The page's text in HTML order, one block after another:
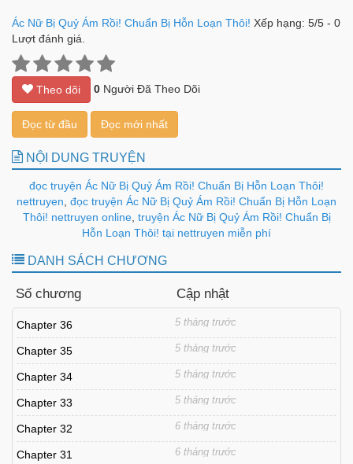
Ác Nữ Bị Quỷ Ám Rồi! Chuẩn Bị Hỗn Loạn Thôi! Xếp hạng: 5/5 - 0
Lượt đánh giá.
Theo dõi 0 Người Đã Theo Dõi
Đọc từ đầu Đọc mới nhất
NỘI DUNG TRUYỆN
đọc truyện Ác Nữ Bị Quỷ Ám Rồi! Chuẩn Bị Hỗn Loạn Thôi!
nettruyen đọc truyện Ác Nữ Bị Quỷ Ám Rồi! Chuẩn Bị Hỗn Loạn
Thôi! nettruyen online, truyện Ác Nữ Bị Quỷ Ám Rồi! Chuẩn Bị
Hỗn Loạn Thôi! tại nettruyen miễn phí
DANH SÁCH CHƯƠNG
Số chương Cập nhật
Chapter 36 5 tháng trước
Chapter 35 5 tháng trước
Chapter 34 5 tháng trước
Chapter 33 5 tháng trước
Chapter 32 6 tháng trước
Chapter 31 6 tháng trước